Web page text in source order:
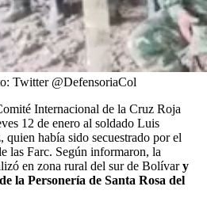
Twitter @DefensoriaCol
Internacional de la Cruz Roja
12 de enero al soldado Luis
había sido secuestrado por el
las Farc. Según informaron, la
en zona rural del sur de Bolívary
la Personería de Santa Rosa del